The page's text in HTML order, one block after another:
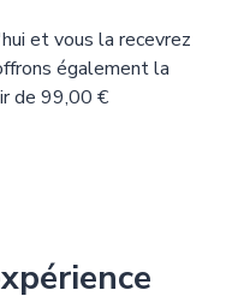
et vous la recevrez
également la
de 99,00 €